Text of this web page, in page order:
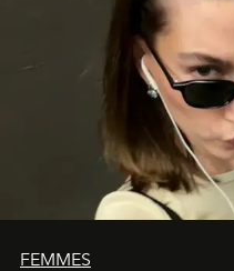
FEMMES